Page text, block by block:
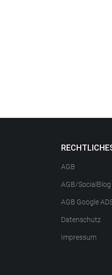
AGB
AGB/SocialBlog
AGB Google
Datenschutz
Impressum